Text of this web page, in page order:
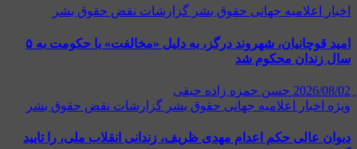
اعلاميه جهانی حقوق بشر گزارشات نقض حقوق بشر
امید قوچانیان، شهروند درگز، به دلیل «مخالفت» با حکومت به ۵
زندان محکوم شد
حسن حمزه زاده حیقی
اخبار اعلاميه جهانی حقوق بشر گزارشات نقض حقوق بشر
عالی حکم اعدام مهدی ظریف، زندانی انقلاب ملی، را تایید